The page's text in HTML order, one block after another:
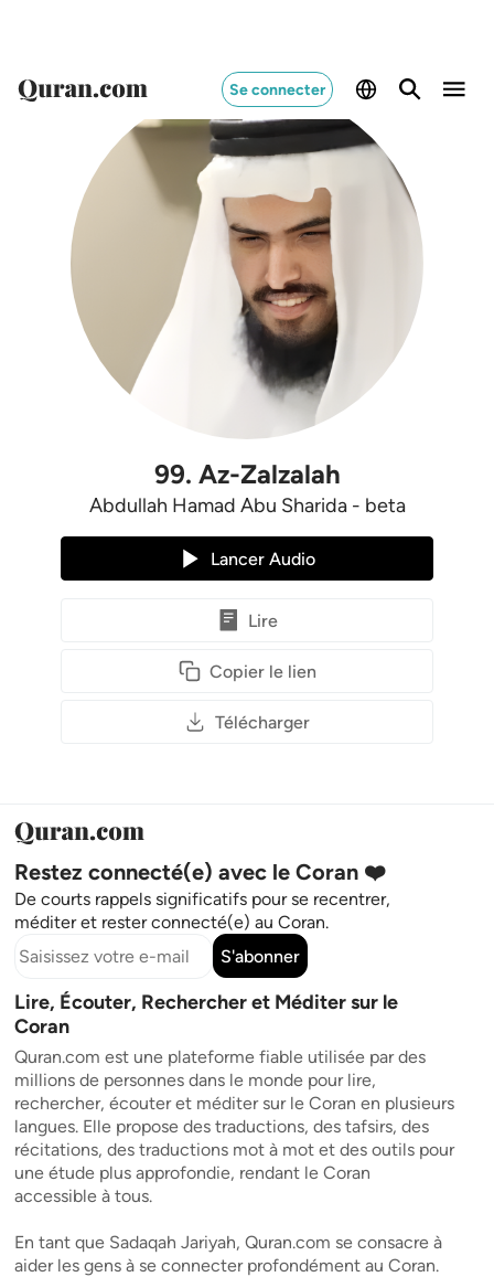
Se connecter
99. Az-Zalzalah
Abdullah Hamad Abu Sharida - beta
Lancer Audio
Lire
Copier le lien
Télécharger
Restez connecté(e) avec le Coran ❤️
De courts rappels significatifs pour se recentrer,
méditer et rester connecté(e) au Coran.
S'abonner
Lire, Écouter, Rechercher et Méditer sur le
Coran
Quran.com est une plateforme fiable utilisée par des
millions de personnes dans le monde pour lire,
rechercher, écouter et méditer sur le Coran en plusieurs
langues. Elle propose des traductions, des tafsirs, des
récitations, des traductions mot à mot et des outils pour
une étude plus approfondie, rendant le Coran
accessible à tous.
En tant que Sadaqah Jariyah, Quran.com se consacre à
aider les gens à se connecter profondément au Coran.